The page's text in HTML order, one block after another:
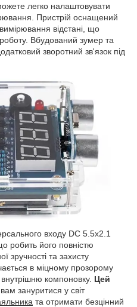
легко налаштовувати
Пристрій оснащений
відстані, що
Вбудований зумер та
зворотний зв'язок під
входу DC 5.5x2.1
робить його повністю
зручності та захисту
в міцному прозорому
компоновку. Цей
зануритися у світ
та отримати безцінний